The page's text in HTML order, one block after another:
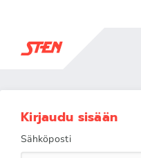
Kirjaudu sisään
Sähköposti